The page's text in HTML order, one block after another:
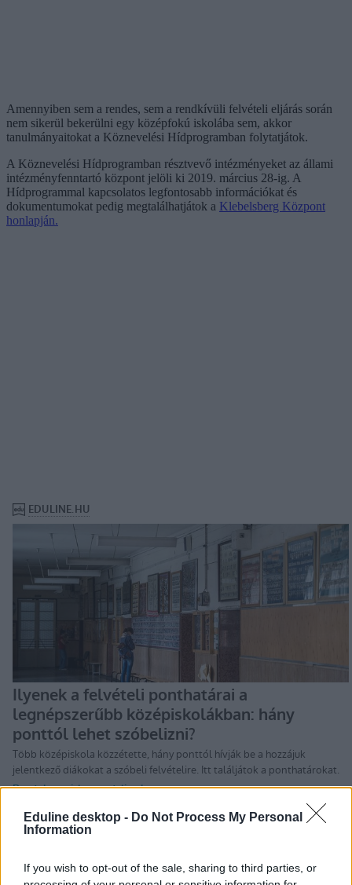
Eduline desktop - Do Not Process My Personal
Information
If you wish to opt-out of the sale, sharing to third parties, or
Amennyiben sem a rendes, sem a rendkívüli felvételi eljárás során
nem sikerül bekerülni egy középfokú iskolába sem, akkor
tanulmányaitokat a Köznevelési Hídprogramban folytatjátok.
A Köznevelési Hídprogramban résztvevő intézményeket az állami
intézményfenntartó központ jelöli ki 2019. március 28-ig. A
Hídprogrammal kapcsolatos legfontosabb információkat és
dokumentumokat pedig megtalálhatjátok a Klebelsberg Központ
honlapján.